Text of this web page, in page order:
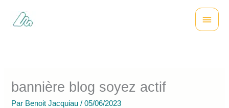
contenu
Menu
bannière blog soyez actif
Par Benoit Jacquiau/05/06/2023